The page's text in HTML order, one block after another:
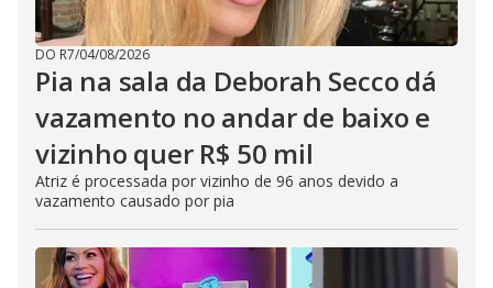
DO R7/04/08/2026
Pia na sala da Deborah Secco dá
vazamento no andar de baixo e
vizinho quer R$ 50 mil
Atriz é processada por vizinho de 96 anos devido a
vazamento causado por pia